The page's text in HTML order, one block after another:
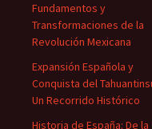
Fundamentos y
Transformaciones de la
Revolución Mexicana
Expansión Española y
Conquista del
Un Recorrido Histórico
Historia de España: De la